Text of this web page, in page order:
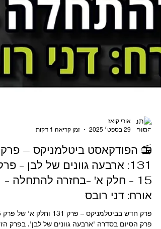
אורי קואז
📻 הפודקאסט ביטלמניקס – פרק
131: ארבעה גוונים של לבן -
15 - חלק א' -בחזרה להתחלה -
אורח: דני רובס